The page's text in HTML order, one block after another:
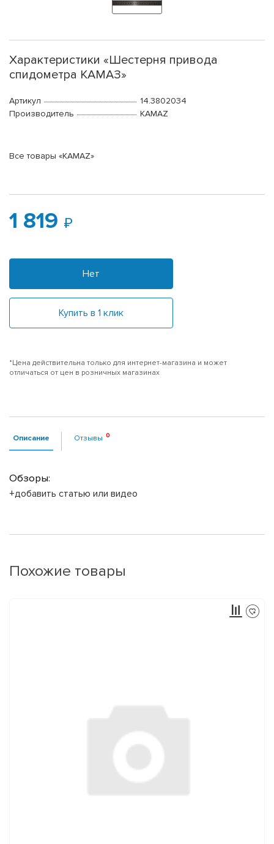
Характеристики «Шестерня привода
спидометра КАМАЗ»
Артикул
14.3802034
Производитель
KAMAZ
Все товары «KAMAZ»
1 819
Нет
Купить в 1 клик
*Цена действительна только для интернет-магазина и может
отличаться от цен в розничных магазинах
Описание Отзывы
Обзоры:
+добавить статью или видео
Похожие товары